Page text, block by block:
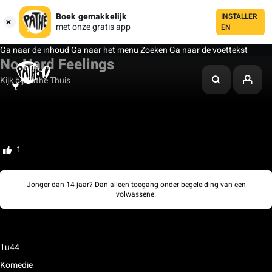
Boek gemakkelijk
met onze gratis app
INSTALLER
EN
Ga naar de inhoudGa naar het menuZoekenGa naar de voettekst
No Hard Feelings
Kijk bij Pathé Thuis
1
Jonger dan 14 jaar? Dan alleen toegang onder begeleiding van een
volwassene.
1u44
Komedie